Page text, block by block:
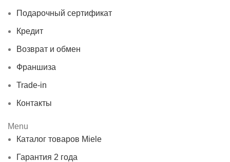
Подарочный сертификат
Кредит
Возврат и обмен
Франшиза
Trade-in
Контакты
Menu
Каталог товаров Miele
Гарантия 2 года